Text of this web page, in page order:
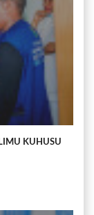
KUHUSU